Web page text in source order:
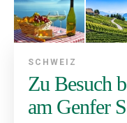
SCHWEIZ
Zu Besuch
am Genfer